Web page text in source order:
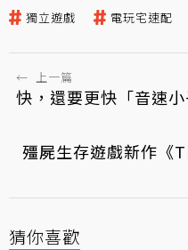
獨立遊戲 電玩宅速配
← 上一篇
快，還要更快「音速小
殭屍生存遊戲新作《
猜你喜歡